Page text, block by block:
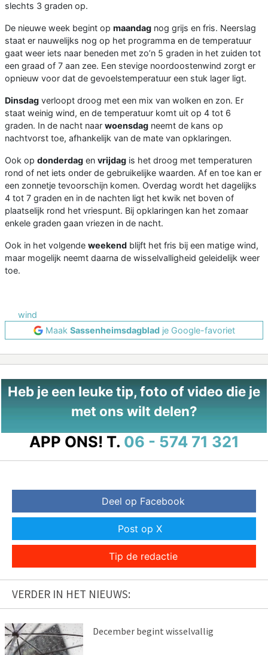
slechts 3 graden op.
De nieuwe week begint op maandag nog grijs en fris. Neerslag
staat er nauwelijks nog op het programma en de temperatuur
gaat weer iets naar beneden met zo’n 5 graden in het zuiden tot
een graad of 7 aan zee. Een stevige noordoostenwind zorgt er
opnieuw voor dat de gevoelstemperatuur een stuk lager ligt.
Dinsdag verloopt droog met een mix van wolken en zon. Er
staat weinig wind, en de temperatuur komt uit op 4 tot 6
graden. In de nacht naar woensdag neemt de kans op
nachtvorst toe, afhankelijk van de mate van opklaringen.
Ook op donderdag en vrijdag is het droog met temperaturen
rond of net iets onder de gebruikelijke waarden. Af en toe kan er
een zonnetje tevoorschijn komen. Overdag wordt het dagelijks
4 tot 7 graden en in de nachten ligt het kwik net boven of
plaatselijk rond het vriespunt. Bij opklaringen kan het zomaar
enkele graden gaan vriezen in de nacht.
Ook in het volgende weekend blijft het fris bij een matige wind,
maar mogelijk neemt daarna de wisselvalligheid geleidelijk weer
toe.
wind
Maak Sassenheimsdagbladje Google-favoriet
Heb je een leuke tip, foto of video die je
met ons wilt delen?
APP ONS! T. 06 - 574 71 321
Deel op Facebook
Post op X
Tip de redactie
VERDER IN HET NIEUWS:
December begint wisselvallig